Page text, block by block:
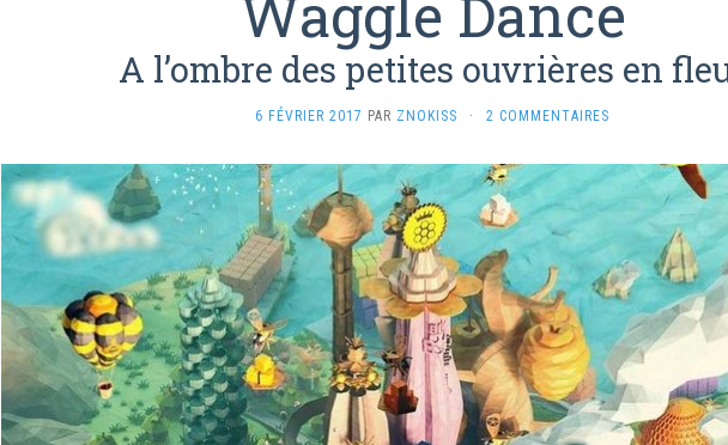
A l’ombre des petites ouvrières en
6 FÉVRIER 2017 PAR ZNOKISS · 2 COMMENTAIRES